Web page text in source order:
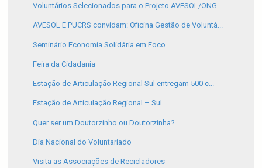
Voluntários Selecionados para o Projeto AVESOL/ONG...
AVESOL E PUCRS convidam: Oficina Gestão de Voluntá...
Seminário Economia Solidária em Foco
Feira da Cidadania
Estação de Articulação Regional Sul entregam 500 c...
Estação de Articulação Regional – Sul
Quer ser um Doutorzinho ou Doutorzinha?
Dia Nacional do Voluntariado
Visita as Associações de Recicladores